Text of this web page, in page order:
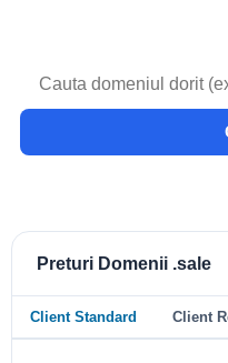
Preturi Domenii .sale
Client Standard Client